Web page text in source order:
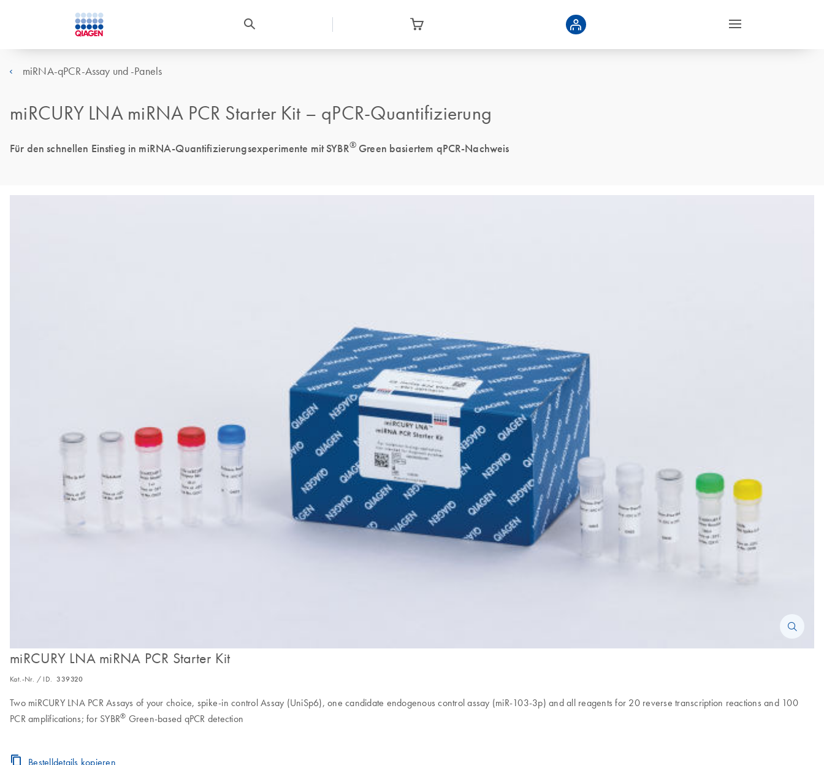
miRNA-qPCR-Assay und -Panels
miRCURY LNA miRNA PCR Starter Kit – qPCR-Quantifizierung
Für den schnellen Einstieg in miRNA-Quantifizierungsexperimente mit SYBR®Green basiertem qPCR-Nachweis
miRCURY LNA miRNA PCR Starter Kit
Kat.-Nr. / ID.339320
Two miRCURY LNA PCR Assays of your choice, spike-in control Assay (UniSp6), one candidate endogenous control assay (miR-103-3p) and all reagents for 20 reverse transcription reactions and 100
PCR amplifications; for SYBR® Green-based qPCR detection
Bestelldetails kopieren